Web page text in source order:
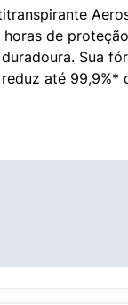
de
Sua
até 99,9%*